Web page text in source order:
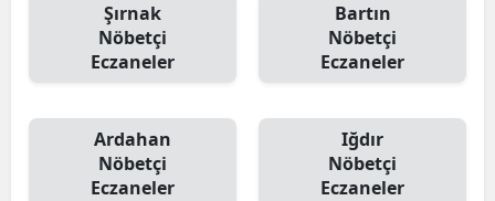
Şırnak
Nöbetçi
Eczaneler
Bartın
Nöbetçi
Eczaneler
Ardahan
Nöbetçi
Eczaneler
Iğdır
Nöbetçi
Eczaneler